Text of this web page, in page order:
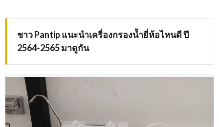
ชาว Pantip แนะนำเครื่องกรองน้ำยี่ห้อไหนดี ปี
2564-2565 มาดูกัน